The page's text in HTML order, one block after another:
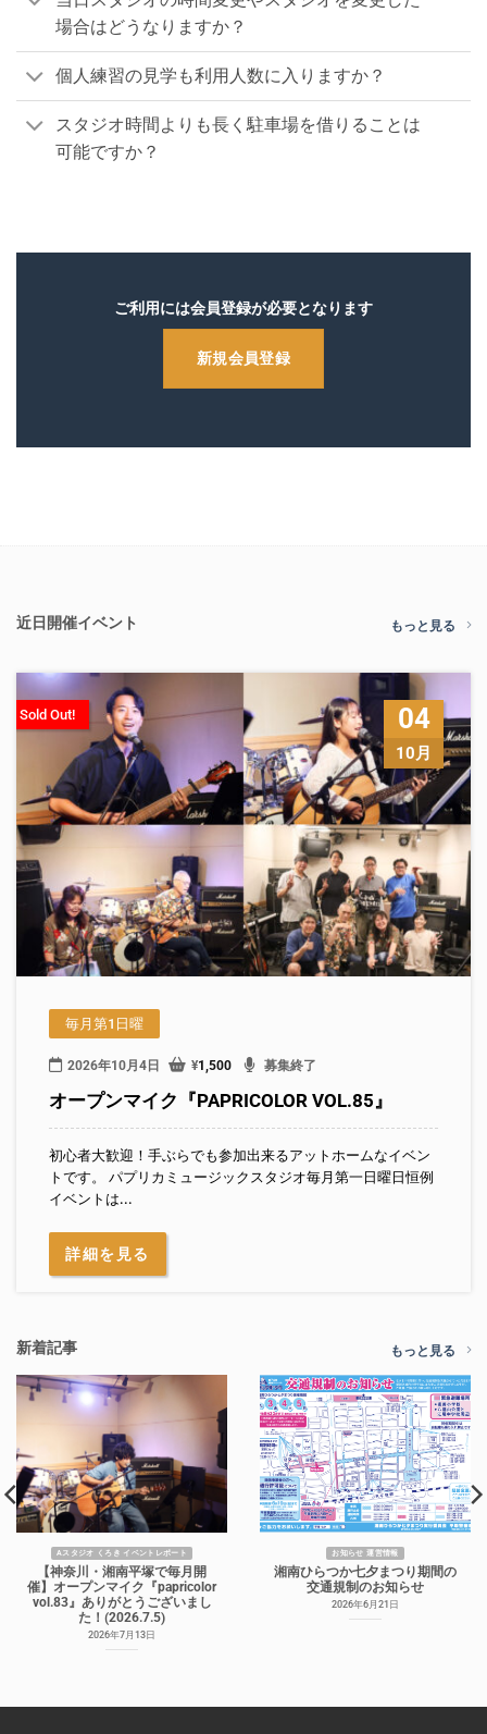
場合はどうなりますか？
個人練習の見学も利用人数に入りますか？
スタジオ時間よりも長く駐車場を借りることは
可能ですか？
ご利用には会員登録が必要となります
新規会員登録
近日開催イベント もっと見る
04
10月
Sold Out!
毎月第1日曜
2026年10月4日 ¥1,500 募集終了
オープンマイク『PAPRICOLOR VOL.85』
初心者大歓迎！手ぶらでも参加出来るアットホームなイベン
トです。 パプリカミュージックスタジオ毎月第一日曜日恒例
イベントは...
詳細を見る
新着記事 もっと見る
Aスタジオ くろき イベントレポート
【神奈川・湘南平塚で毎月開
催】オープンマイク『papricolor
vol.83』ありがとうございまし
た！(2026.7.5)
2026年7月13日
お知らせ 運営情報
湘南ひらつか七夕まつり期間の
交通規制のお知らせ
2026年6月21日